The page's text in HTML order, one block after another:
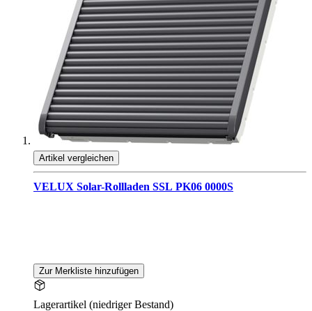
Artikel vergleichen
VELUX Solar-Rollladen SSL PK06 0000S
Zur Merkliste hinzufügen
Lagerartikel (niedriger Bestand)